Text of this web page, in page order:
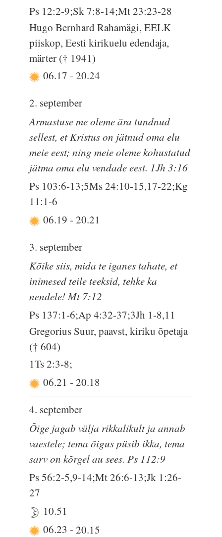
Ps 12:2-9;Sk 7:8-14;Mt 23:23-28
Hugo Bernhard Rahamägi, EELK
piiskop, Eesti kirikuelu edendaja,
märter († 1941)
06.17 - 20.24
2. september
Armastuse me oleme ära tundnud
sellest, et Kristus on jätnud oma elu
meie eest; ning meie oleme kohustatud
jätma oma elu vendade eest. 1Jh 3:16
Ps 103:6-13;5Ms 24:10-15,17-22;Kg
11:1-6
06.19 - 20.21
3. september
Kõike siis, mida te iganes tahate, et
inimesed teile teeksid, tehke ka
nendele! Mt 7:12
Ps 137:1-6;Ap 4:32-37;3Jh 1-8,11
Gregorius Suur, paavst, kiriku õpetaja
(† 604)
1Ts 2:3-8;
06.21 - 20.18
4. september
Õige jagab välja rikkalikult ja annab
vaestele; tema õigus püsib ikka, tema
sarv on kõrgel au sees. Ps 112:9
Ps 56:2-5,9-14;Mt 26:6-13;Jk 1:26-
27
10.51
06.23 - 20.15